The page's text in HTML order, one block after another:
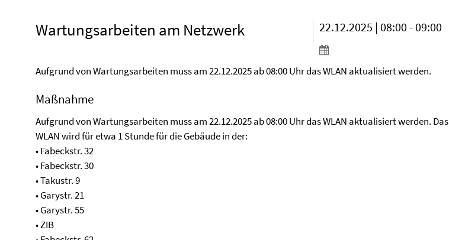
Wartungsarbeiten am Netzwerk 22.12.2025 | 08:00 - 09:00
Aufgrund von Wartungsarbeiten muss am 22.12.2025 ab 08:00 Uhr das WLAN aktualisiert werden.
Maßnahme
Aufgrund von Wartungsarbeiten muss am 22.12.2025 ab 08:00 Uhr das WLAN aktualisiert werden. Das
WLAN wird für etwa 1 Stunde für die Gebäude in der:
• Fabeckstr. 32
• Fabeckstr. 30
• Takustr. 9
• Garystr. 21
• Garystr. 55
• ZIB